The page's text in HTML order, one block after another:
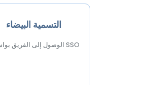
التسمية البيضاء
الوصول إلى الفريق بواسطة SSO